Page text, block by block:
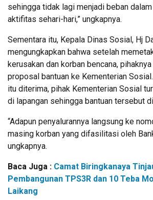
sehingga tidak lagi menjadi beban
aktifitas sehari-hari,” ungkapnya.
Sementara itu, Kepala Dinas Sosial, Hj
mengungkapkan bahwa setelah
kerusakan dan korban bencana,
proposal bantuan ke Kementerian
itu diterima, pihak Kementerian Sosial
di lapangan sehingga bantuan tersebut
“Adapun penyalurannya langsung ke
masing korban yang difasilitasi oleh
ungkapnya.
Baca Juga : Camat Biringkanaya
Pembangunan TPS3R dan 10 Teba
Laikang